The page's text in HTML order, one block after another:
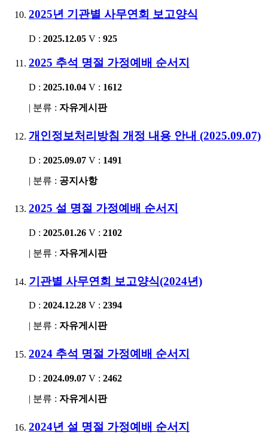
2025년 기관별 사무연회 보고양식
D : 2025.12.05 V : 925
2025 추석 명절 가정예배 순서지
D : 2025.10.04 V : 1612
| 분류 : 자유게시판
개인정보처리방침 개정 내용 안내 (2025.09.07)
D : 2025.09.07 V : 1491
| 분류 : 공지사항
2025 설 명절 가정예배 순서지
D : 2025.01.26 V : 2102
| 분류 : 자유게시판
기관별 사무연회 보고양식(2024년)
D : 2024.12.28 V : 2394
| 분류 : 자유게시판
2024 추석 명절 가정예배 순서지
D : 2024.09.07 V : 2462
| 분류 : 자유게시판
2024년 설 명절 가정예배 순서지